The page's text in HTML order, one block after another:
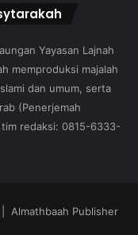
Yayasan Lajnah
memproduksi majalah
dan umum, serta
(Penerjemah
redaksi: 0815-6333-
Almathbaah Publisher